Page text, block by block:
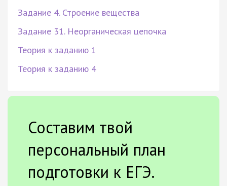
Задание 4. Строение вещества
Задание 31. Неорганическая цепочка
Теория к заданию 1
Теория к заданию 4
Составим твой
персональный план
подготовки к ЕГЭ.